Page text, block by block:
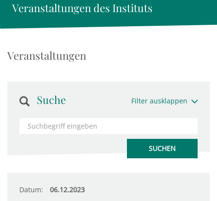
Veranstaltungen des Instituts
Veranstaltungen
Suche Filter ausklappen
Datum: 06.12.2023